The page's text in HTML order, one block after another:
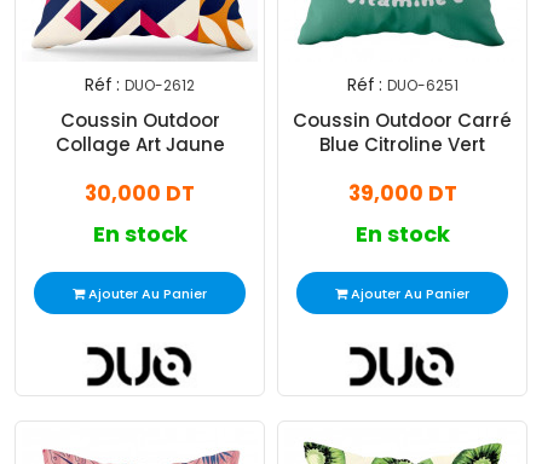
Réf : DUO-2612
Coussin Outdoor
Collage Art Jaune
30,000 DT
En stock
Ajouter Au Panier
Réf : DUO-6251
Coussin Outdoor Carré
Blue Citroline Vert
39,000 DT
En stock
Ajouter Au Panier